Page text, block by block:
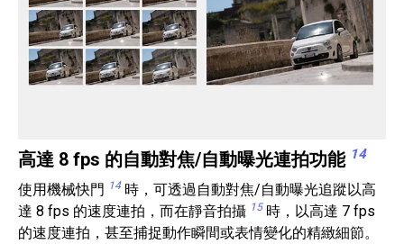
高達 8 fps 的自動對焦/自動曝光連拍功能 14
使用機械快門 14 時，可透過自動對焦/自動曝光追蹤以高
達 8 fps 的速度連拍，而在靜音拍攝 15 時，以高達 7 fps
的速度連拍，甚至捕捉動作瞬間或表情變化的精緻細節。